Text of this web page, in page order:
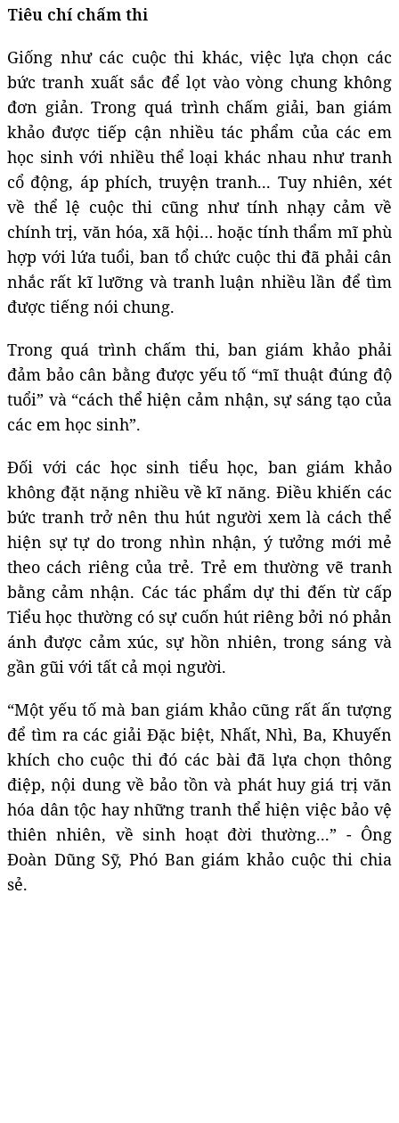
Tiêu chí chấm thi
Giống như các cuộc thi khác, việc lựa chọn các
bức tranh xuất sắc để lọt vào vòng chung không
đơn giản. Trong quá trình chấm giải, ban giám
khảo được tiếp cận nhiều tác phẩm của các em
học sinh với nhiều thể loại khác nhau như tranh
cổ động, áp phích, truyện tranh... Tuy nhiên, xét
về thể lệ cuộc thi cũng như tính nhạy cảm về
chính trị, văn hóa, xã hội… hoặc tính thẩm mĩ phù
hợp với lứa tuổi, ban tổ chức cuộc thi đã phải cân
nhắc rất kĩ lưỡng và tranh luận nhiều lần để tìm
được tiếng nói chung.
Trong quá trình chấm thi, ban giám khảo phải
đảm bảo cân bằng được yếu tố “mĩ thuật đúng độ
tuổi” và “cách thể hiện cảm nhận, sự sáng tạo của
các em học sinh”.
Đối với các học sinh tiểu học, ban giám khảo
không đặt nặng nhiều về kĩ năng. Điều khiến các
bức tranh trở nên thu hút người xem là cách thể
hiện sự tự do trong nhìn nhận, ý tưởng mới mẻ
theo cách riêng của trẻ. Trẻ em thường vẽ tranh
bằng cảm nhận. Các tác phẩm dự thi đến từ cấp
Tiểu học thường có sự cuốn hút riêng bởi nó phản
ánh được cảm xúc, sự hồn nhiên, trong sáng và
gần gũi với tất cả mọi người.
“Một yếu tố mà ban giám khảo cũng rất ấn tượng
để tìm ra các giải Đặc biệt, Nhất, Nhì, Ba, Khuyến
khích cho cuộc thi đó các bài đã lựa chọn thông
điệp, nội dung về bảo tồn và phát huy giá trị văn
hóa dân tộc hay những tranh thể hiện việc bảo vệ
thiên nhiên, về sinh hoạt đời thường...” - Ông
Đoàn Dũng Sỹ, Phó Ban giám khảo cuộc thi chia
sẻ.